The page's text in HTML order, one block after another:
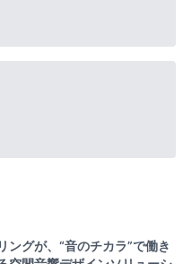
ングが、“音のチカラ”で働き